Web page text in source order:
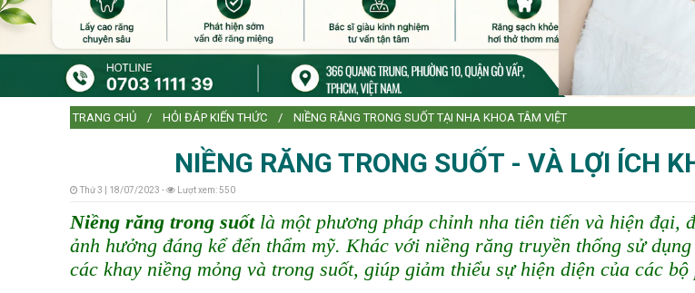
TRANG CHỦ HỎI ĐÁP KIẾN THỨC NIỀNG RĂNG TRONG SUỐT TẠI NHA KHOA TÂM VIỆT
NIỀNG RĂNG TRONG SUỐT - VÀ LỢI ÍCH
Thứ 3 | 18/07/2023 - Lượt xem: 550
Niềng răng trong suốtlà một phương pháp chỉnh nha tiên tiến và hiện đại,
ảnh hưởng đáng kể đến thẩm mỹ. Khác với niềng răng truyền thống sử
các khay niềng mỏng và trong suốt, giúp giảm thiểu sự hiện diện của các